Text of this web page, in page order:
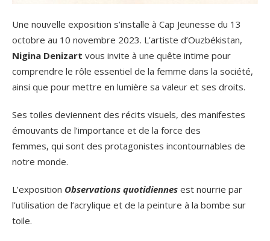
Une nouvelle exposition s’installe à Cap Jeunesse du 13
octobre au 10 novembre 2023. L’artiste d’Ouzbékistan,
Nigina Denizart vous invite à une quête intime pour
comprendre le rôle essentiel de la femme dans la société,
ainsi que pour mettre en lumière sa valeur et ses droits.
Ses toiles deviennent des récits visuels, des manifestes
émouvants de l’importance et de la force des
femmes, qui sont des protagonistes incontournables de
notre monde.
L’exposition Observations quotidiennes est nourrie par
l’utilisation de l’acrylique et de la peinture à la bombe sur
toile.